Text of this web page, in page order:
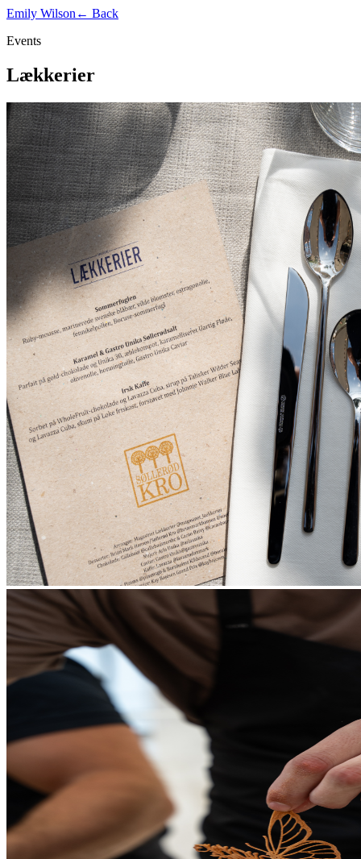
Emily Wilson ← Back
Events
Lækkerier